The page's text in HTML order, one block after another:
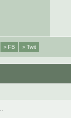
> FB > Twit